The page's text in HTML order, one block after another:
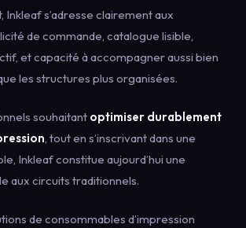
Inkleaf s’adresse clairement aux
de commande, catalogue lisible,
et capacité à accompagner aussi bien
les structures plus organisées.
souhaitant optimiser durablement
, tout en s’inscrivant dans une
Inkleaf constitue aujourd’hui une
aux circuits traditionnels.
de consommables d’impression